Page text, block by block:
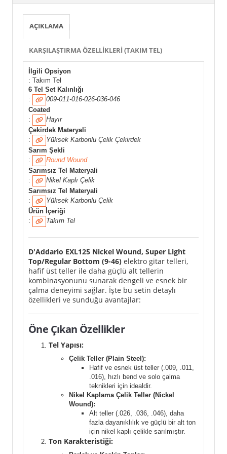
AÇIKLAMA
KARŞILAŞTIRMA ÖZELLIKLERI (TAKIM TEL)
İlgili Opsiyon
: Takım Tel
6 Tel Set Kalınlığı
:
009-011-016-026-036-046
Coated
:
Hayır
Çekirdek Materyali
:
Yüksek Karbonlu Çelik Çekirdek
Sarım Şekli
:
Round Wound
Sarımsız Tel Materyali
:
Nikel Kaplı Çelik
Sarımsız Tel Materyali
:
Yüksek Karbonlu Çelik
Ürün İçeriği
:
Takım Tel
D'Addario EXL125 Nickel Wound, Super Light
Top/Regular Bottom (9-46) elektro gitar telleri,
hafif üst teller ile daha güçlü alt tellerin
kombinasyonunu sunarak dengeli ve esnek bir
çalma deneyimi sağlar. İşte bu setin detaylı
özellikleri ve sunduğu avantajlar:
Öne Çıkan Özellikler
Tel Yapısı:
Çelik Teller (Plain Steel):
Hafif ve esnek üst teller (.009, .011,
.016), hızlı bend ve solo çalma
teknikleri için idealdir.
Nikel Kaplama Çelik Teller (Nickel
Wound):
Alt teller (.026, .036, .046), daha
fazla dayanıklılık ve güçlü bir alt ton
için nikel kaplı çelikle sarılmıştır.
Ton Karakteristiği: